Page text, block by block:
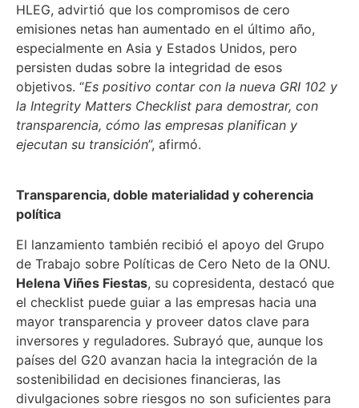
HLEG, advirtió que los compromisos de cero
emisiones netas han aumentado en el último año,
especialmente en Asia y Estados Unidos, pero
persisten dudas sobre la integridad de esos
objetivos. “Es positivo contar con la nueva GRI 102 y
la Integrity Matters Checklist para demostrar, con
transparencia, cómo las empresas planifican y
ejecutan su transición”, afirmó.
Transparencia, doble materialidad y coherencia
política
El lanzamiento también recibió el apoyo del Grupo
de Trabajo sobre Políticas de Cero Neto de la ONU.
Helena Viñes Fiestas, su copresidenta, destacó que
el checklist puede guiar a las empresas hacia una
mayor transparencia y proveer datos clave para
inversores y reguladores. Subrayó que, aunque los
países del G20 avanzan hacia la integración de la
sostenibilidad en decisiones financieras, las
divulgaciones sobre riesgos no son suficientes para